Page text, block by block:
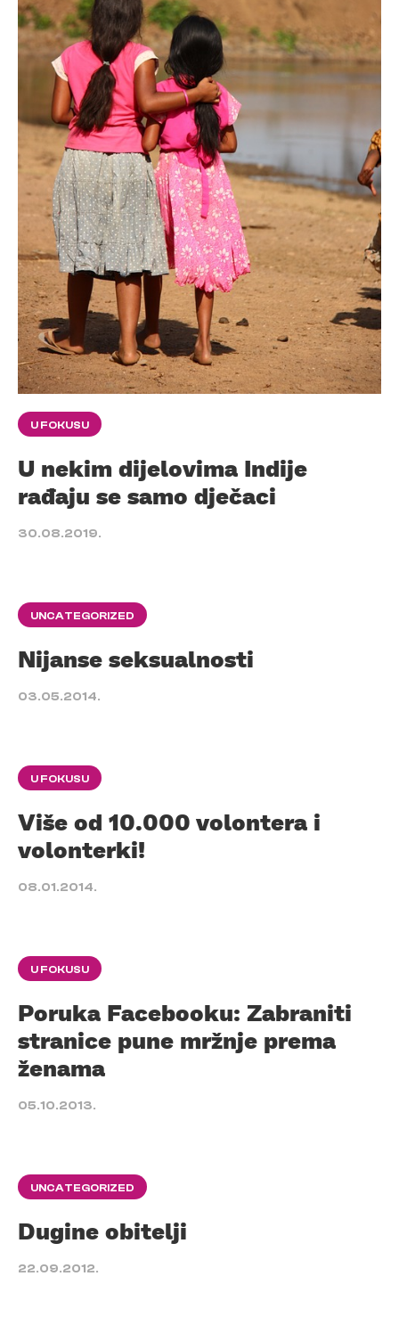
U FOKUSU
U nekim dijelovima Indije
rađaju se samo dječaci
30.08.2019.
UNCATEGORIZED
Nijanse seksualnosti
03.05.2014.
U FOKUSU
Više od 10.000 volontera i
volonterki!
08.01.2014.
U FOKUSU
Poruka Facebooku: Zabraniti
stranice pune mržnje prema
ženama
05.10.2013.
UNCATEGORIZED
Dugine obitelji
22.09.2012.